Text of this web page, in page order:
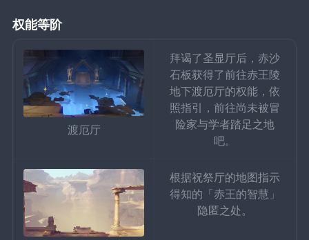
权能等阶
渡厄厅
拜谒了圣显厅后，赤沙
石板获得了前往赤王陵
地下渡厄厅的权能，依
照指引，前往尚未被冒
险家与学者踏足之地
吧。
根据祝祭厅的地图指示
得知的「赤王的智慧」
隐匿之处。